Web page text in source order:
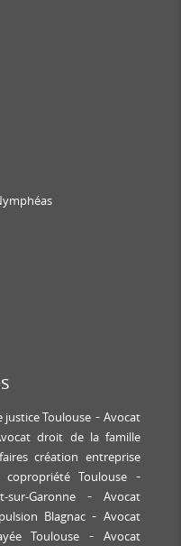
Toulouse
Avocat
droit de la famille
création entreprise
Toulouse
Garonne
Avocat
Blagnac
Avocat
Toulouse
Avocat